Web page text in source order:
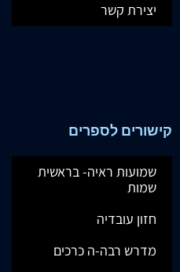
יצירת קשר
קישורים לספרים
שמועות ראיה- בראשית
שמות
חזון עובדיה
מדרש רבה-ה כרכים